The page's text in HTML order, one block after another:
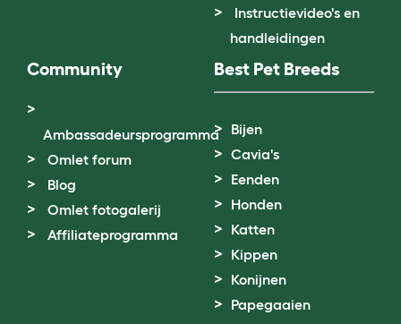
Instructievideo's en
handleidingen
Community
Ambassadeursprogramma
Omlet forum
Blog
Omlet fotogalerij
Affiliateprogramma
Best Pet Breeds
Bijen
Cavia's
Eenden
Honden
Katten
Kippen
Konijnen
Papegaaien